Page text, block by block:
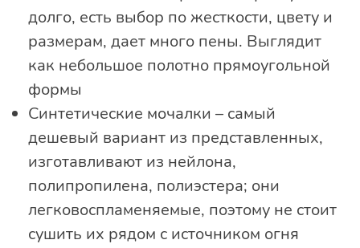
долго, есть выбор по жесткости, цвету и
размерам, дает много пены. Выглядит
как небольшое полотно прямоугольной
формы
Синтетические мочалки – самый
дешевый вариант из представленных,
изготавливают из нейлона,
полипропилена, полиэстера; они
легковоспламеняемые, поэтому не стоит
сушить их рядом с источником огня